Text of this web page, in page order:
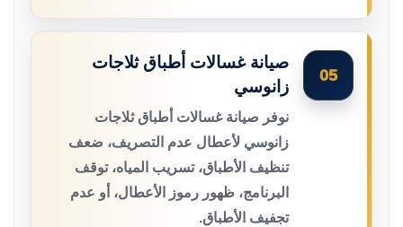
05
صيانة غسالات أطباق ثلاجات
زانوسي
نوفر صيانة غسالات أطباق ثلاجات
زانوسي لأعطال عدم التصريف، ضعف
تنظيف الأطباق، تسريب المياه، توقف
البرنامج، ظهور رموز الأعطال، أو عدم
تجفيف الأطباق.